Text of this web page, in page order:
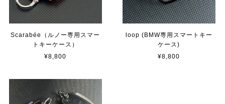
Scarabée（ルノー専用スマー
トキーケース）
¥8,800
loop (BMW専用スマートキー
ケース)
¥8,800